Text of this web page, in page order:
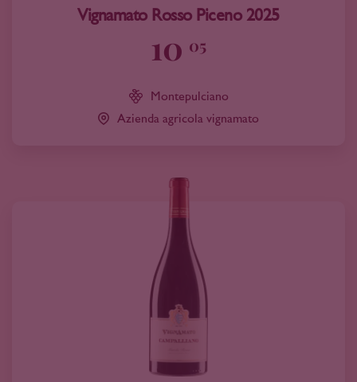
Vignamato Rosso Piceno 2025
10 05
Montepulciano
Azienda agricola vignamato